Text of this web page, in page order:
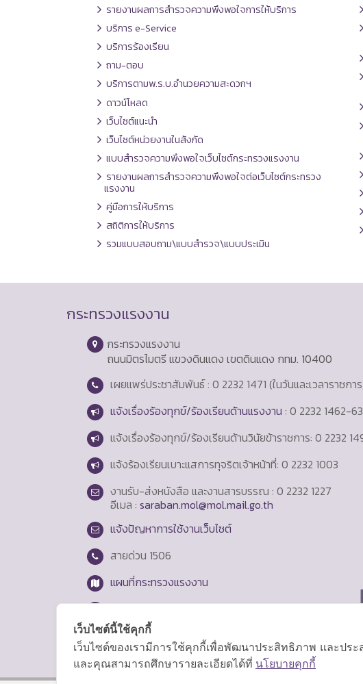
รายงานผลการสำรวจความพึงพอใจการให้บริการ
บริการ e-Service
บริการร้องเรียน
ถาม-ตอบ
บริการตามพ.ร.บ.อำนวยความสะดวกฯ
ดาวน์โหลด
เว็บไซต์แนะนำ
เว็บไซต์หน่วยงานในสังกัด
แบบสำรวจความพึงพอใจเว็บไซต์กระทรวงแรงงาน
รายงานผลการสำรวจความพึงพอใจต่อเว็บไซต์กระทรวง
แรงงาน
คู่มือการให้บริการ
สถิติการให้บริการ
รวมแบบสอบถาม\แบบสำรวจ\แบบประเมิน
กระทรวงแรงงาน
กระทรวงแรงงาน
ถนนมิตรไมตรี แขวงดินแดง เขตดินแดง กทม. 10400
เผยแพร่ประชาสัมพันธ์ : 0 2232 1471 (ในวันและเวลาราชกา
แจ้งเรื่องร้องทุกข์/ร้องเรียนด้านแรงงาน : 0 2232 1462-
แจ้งเรื่องร้องทุกข์/ร้องเรียนด้านวินัยข้าราชการ: 0 2232
แจ้งร้องเรียนเบาะแสการทุจริตเจ้าหน้าที่: 0 2232 1003
งานรับ-ส่งหนังสือ และงานสารบรรณ : 0 2232 1227
อีเมล : saraban.mol@mol.mail.go.th
แจ้งปัญหาการใช้งานเว็บไซต์
สายด่วน 1506
แผนที่กระทรวงแรงงาน
Login
เว็บไซต์นี้ใช้คุกกี้
เว็บไซต์ของเรามีการใช้คุกกี้เพื่อพัฒนาประสิทธิภาพ และป
และคุณสามารถศึกษารายละเอียดได้ที่ นโยบายคุกกี้